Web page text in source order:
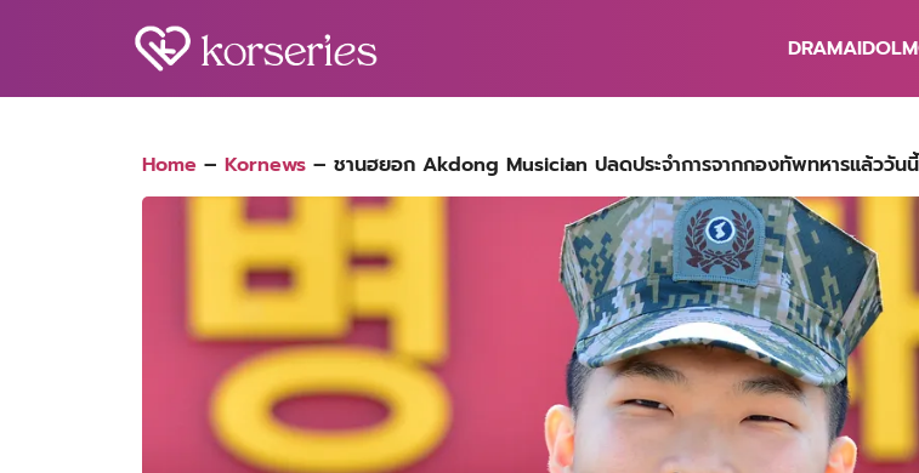
DRAMAIDOL
Home – Kornews – ชานฮยอก Akdong Musician ปลดประจำการจากกองทัพทหารแล้ววันนี้